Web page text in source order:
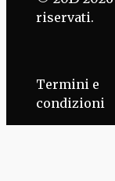
riservati.
Termini e
condizioni